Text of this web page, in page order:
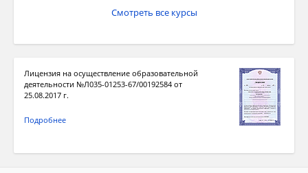
Смотреть все курсы
Лицензия на осуществление образовательной
деятельности №Л035-01253-67/00192584 от
25.08.2017 г.
Подробнее